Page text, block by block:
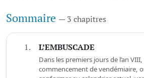
Sommaire — 3 chapitres
1. L’EMBUSCADE
Dans les premiers jours de l’an VIII,
commencement de vendémiaire,